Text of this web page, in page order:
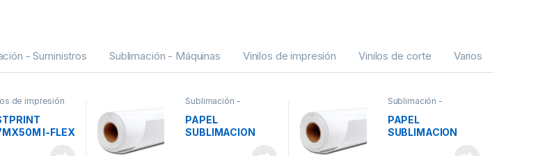
- Suministros Sublimación - Máquinas Vinilos de impresión Vinilos de corte Varios
de impresión
I-FLEX
Sublimación -
PAPEL
SUBLIMACION
Sublimación -
PAPEL
SUBLIMACION